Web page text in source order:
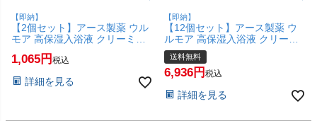
【即納】
【2個セット】アース製薬 ウル
モア 高保湿入浴液 クリーミー
ローズの香り つめかえ
480ml×2個【浴用化粧料 入浴剤
(6062405-set2)
1,065 税込
詳細を見る
【即納】
【12個セット】アース製薬 ウ
ルモア 高保湿入浴液 クリーミ
ーローズの香り つめかえ
480ml×12個【浴用化粧料 入浴
剤 レフィル 詰替】【宅配便送
送料無料
6,936 税込
詳細を見る